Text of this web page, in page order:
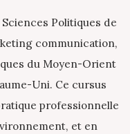
Politiques de
communication,
du Moyen-Orient
Uni. Ce cursus
professionnelle
et en